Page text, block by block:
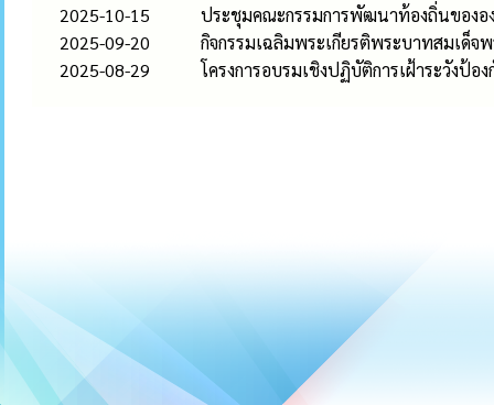
2025-10-15
ประชุมคณะกรรมการพัฒนาท้องถิ่นของอ
2025-09-20
กิจกรรมเฉลิมพระเกียรติพระบาทสมเด็
2025-08-29
โครงการอบรมเชิงปฏิบัติการเฝ้าระวังป้